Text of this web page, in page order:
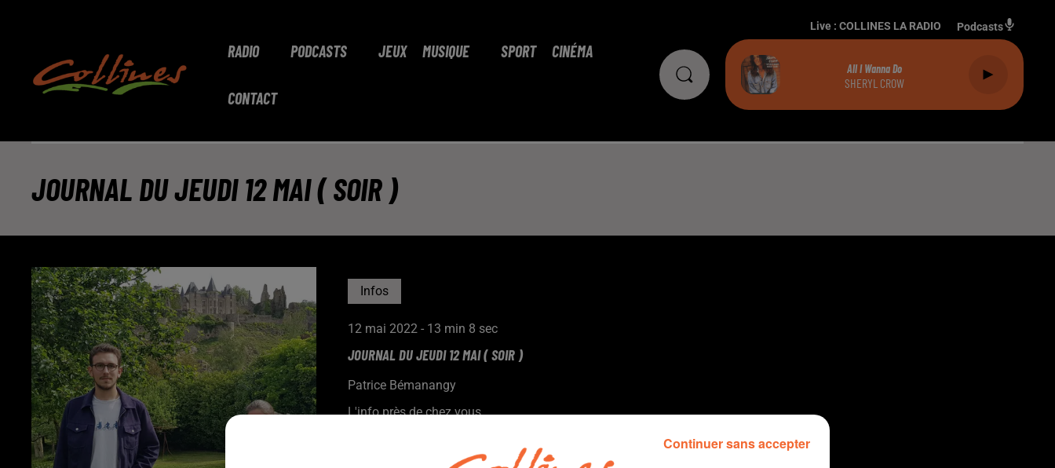
RADIO PODCASTS JEUX MUSIQUE SPORT CINÉMA
CONTACT
Live : COLLINES LA RADIO Podcasts
All I Wanna Do
SHERYL CROW
JOURNAL DU JEUDI 12 MAI ( SOIR )
Infos
12 mai 2022 - 13 min 8 sec
JOURNAL DU JEUDI 12 MAI ( SOIR )
Patrice Bémanangy
L'info près de chez vous.
Changement de position pour le binôme de la NUPES en nord
deux-sèvres. Juliette Woillez en tête de liste et Axel Urbain
Continuer sans accepter